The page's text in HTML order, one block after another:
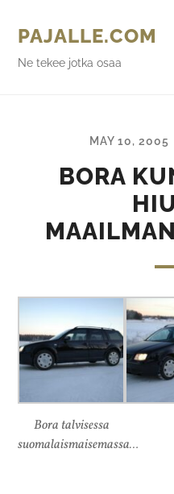
PAJALLE.COM
Ne tekee jotka osaa
MAY 10, 2005
BORA
Bora talvisessa
suomalaismaisemassa…